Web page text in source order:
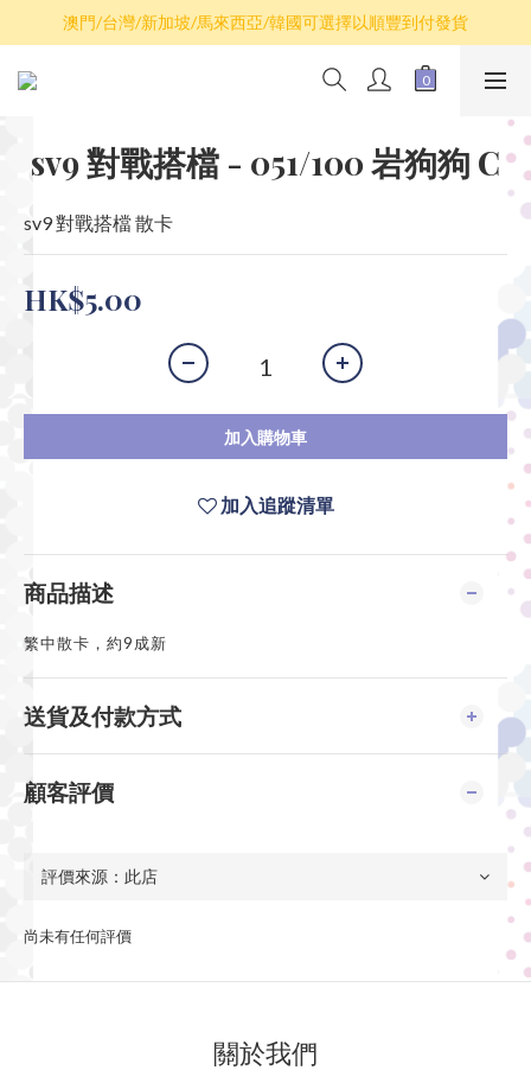
散卡買滿$100包平郵，全部產品買滿$800包順豐(香港境內)
澳門/台灣/新加坡/馬來西亞/韓國可選擇以順豐到付發貨
散卡買滿$100包平郵，全部產品買滿$800包順豐(香港境內)
sv9 對戰搭檔 - 051/100 岩狗狗 C
sv9 對戰搭檔 散卡
HK$5.00
加入購物車
加入追蹤清單
商品描述
繁中散卡，約9成新
送貨及付款方式
顧客評價
尚未有任何評價
關於我們